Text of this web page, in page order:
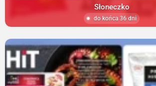
Słoneczko
do końca 36 dni